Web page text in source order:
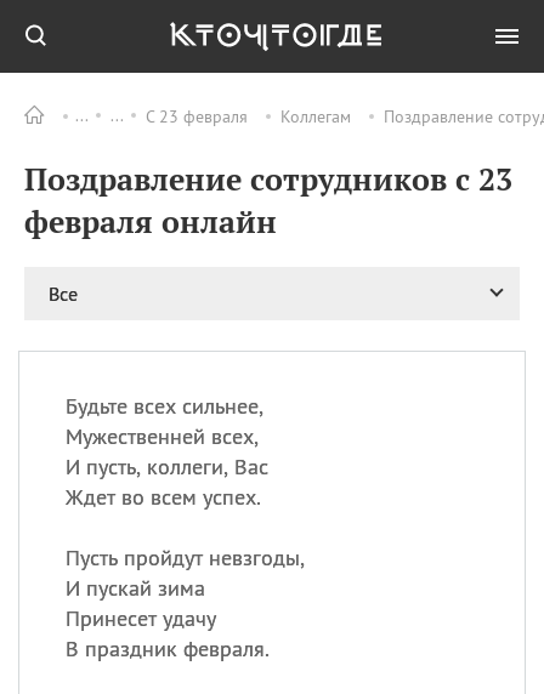
С 23 февраля Коллегам Поздравление
Поздравление сотрудников с 23
февраля онлайн
Все
Будьте всех сильнее,
Мужественней всех,
И пусть, коллеги, Вас
Ждет во всем успех.
Пусть пройдут невзгоды,
И пускай зима
Принесет удачу
В праздник февраля.
ПРАЗДНИКИ Все
09.08 День памяти
великомученика и
Николая Чудотворца
11.08 День полета на
11.08